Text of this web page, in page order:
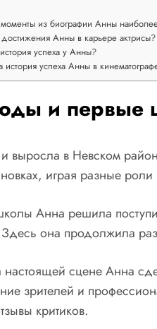
из биографии Анны
Анны в карьере актрисы?
успеха у Анны?
история успеха Анны в
и первые
в Невском
играя разные
Анна решила
она продолжила
сцене Анна
зрителей и
критиков.